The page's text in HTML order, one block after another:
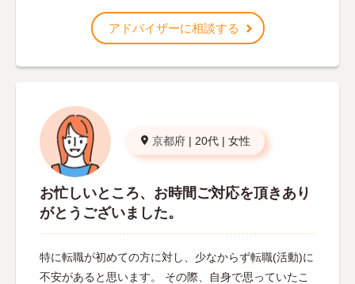
アドバイザーに相談する
京都府 | 20代 | 女性
お忙しいところ、お時間ご対応を頂きあり
がとうございました。
特に転職が初めての方に対し、少なからず転職(活動)に
不安があると思います。 その際、自身で思っていたこ